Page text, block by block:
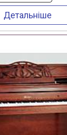
Детальніше